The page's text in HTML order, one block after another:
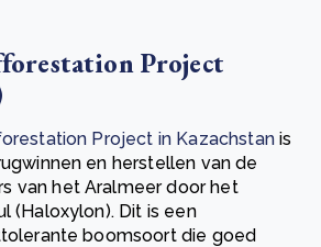
Project
Project in Kazachstanis
en herstellen van de
van het Aralmeer door het
(Haloxylon). Dit is een
boomsoort die goed